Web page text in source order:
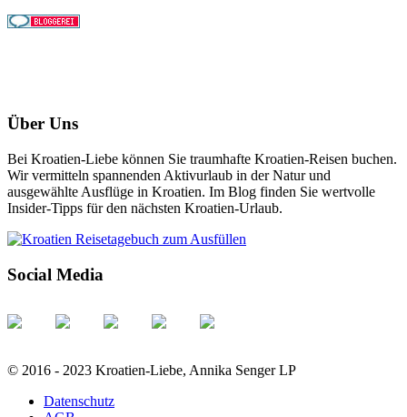
Über Uns
Bei Kroatien-Liebe können Sie traumhafte Kroatien-Reisen buchen.
Wir vermitteln spannenden Aktivurlaub in der Natur und
ausgewählte Ausflüge in Kroatien. Im Blog finden Sie wertvolle
Insider-Tipps für den nächsten Kroatien-Urlaub.
Social Media
© 2016 - 2023 Kroatien-Liebe, Annika Senger LP
Datenschutz